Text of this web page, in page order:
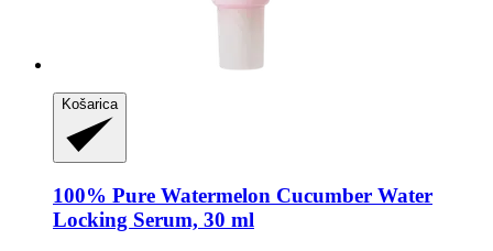
Košarica
100% Pure Watermelon Cucumber Water
Locking Serum, 30 ml